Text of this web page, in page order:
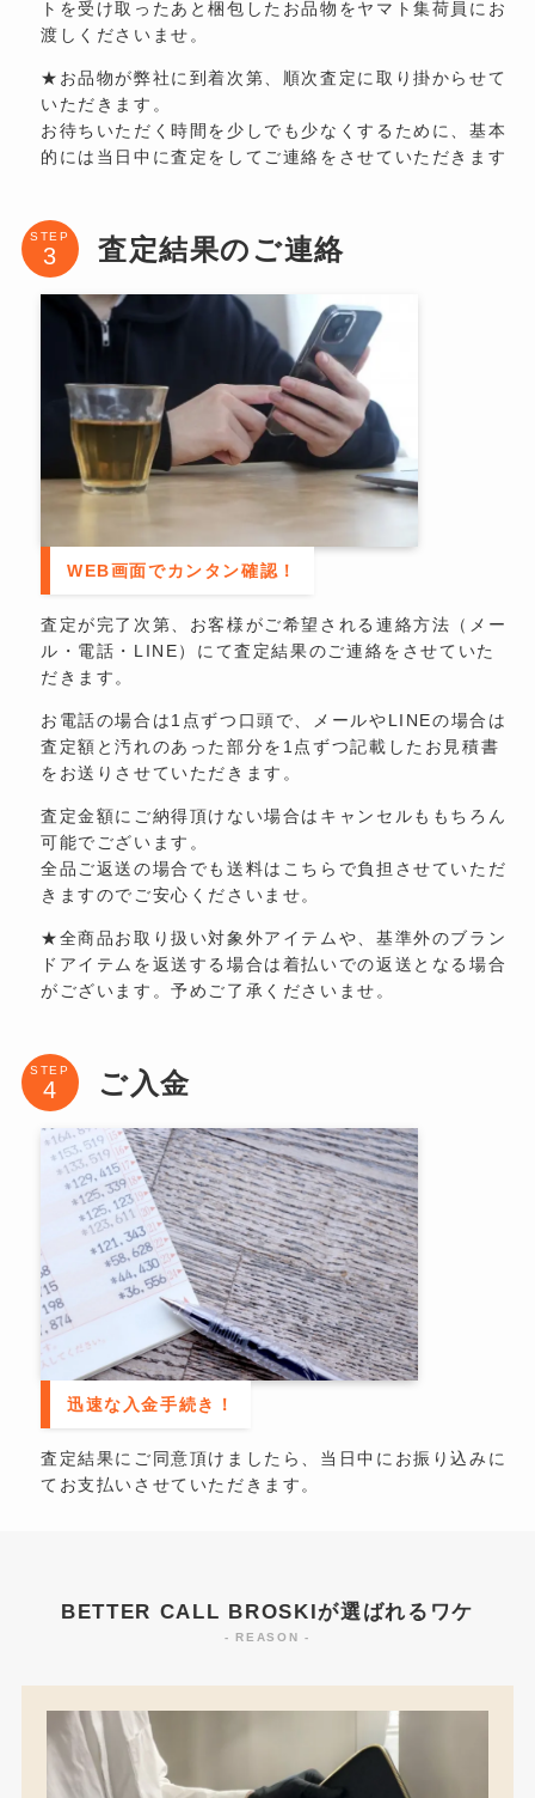
トを受け取ったあと梱包したお品物をヤマト集荷員にお
渡しくださいませ。
★お品物が弊社に到着次第、順次査定に取り掛からせて
いただきます。
お待ちいただく時間を少しでも少なくするために、基本
的には当日中に査定をしてご連絡をさせていただきます
STEP 査定結果のご連絡
WEB画面でカンタン確認！
査定が完了次第、お客様がご希望される連絡方法（メー
ル・電話・LINE）にて査定結果のご連絡をさせていた
だきます。
お電話の場合は1点ずつ口頭で、メールやLINEの場合は
査定額と汚れのあった部分を1点ずつ記載したお見積書
をお送りさせていただきます。
査定金額にご納得頂けない場合はキャンセルももちろん
可能でございます。
全品ご返送の場合でも送料はこちらで負担させていただ
きますのでご安心くださいませ。
★全商品お取り扱い対象外アイテムや、基準外のブラン
ドアイテムを返送する場合は着払いでの返送となる場合
がございます。予めご了承くださいませ。
STEP ご入金
迅速な入金手続き！
査定結果にご同意頂けましたら、当日中にお振り込みに
てお支払いさせていただきます。
BETTER CALL BROSKIが選ばれるワケ
- REASON -